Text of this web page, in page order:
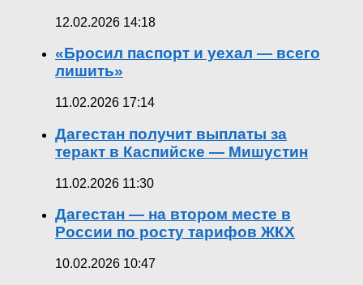
12.02.2026 14:18
«Бросил паспорт и уехал — всего
лишить»
11.02.2026 17:14
Дагестан получит выплаты за
теракт в Каспийске — Мишустин
11.02.2026 11:30
Дагестан — на втором месте в
России по росту тарифов ЖКХ
10.02.2026 10:47